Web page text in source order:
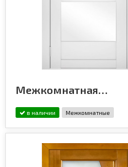
Межкомнатная дверь эмалированная Flash ECO 16 Белый
в наличии Межкомнатные